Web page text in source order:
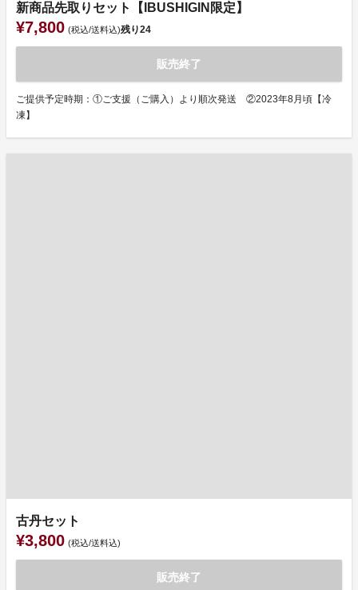
新商品先取りセット【IBUSHIGIN限定】
¥7,800 (税込/送料込)残り24
販売終了
ご提供予定時期：①ご支援（ご購入）より順次発送 ②2023年8月頃【冷
凍】
古丹セット
¥3,800 (税込/送料込)
販売終了